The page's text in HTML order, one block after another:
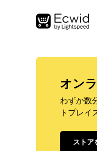
オン
わずか数
トプレイ
ストア